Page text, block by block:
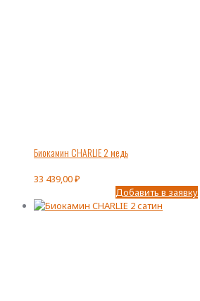
Биокамин CHARLIE 2 медь
33 439,00₽
Добавить в заявку